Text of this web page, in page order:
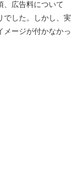
、広告料について
でした。しかし、実
メージが付かなかっ